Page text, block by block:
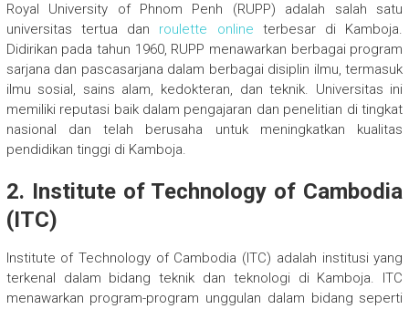
Royal University of Phnom Penh (RUPP) adalah salah satu
universitas tertua dan roulette online terbesar di Kamboja.
Didirikan pada tahun 1960, RUPP menawarkan berbagai program
sarjana dan pascasarjana dalam berbagai disiplin ilmu, termasuk
ilmu sosial, sains alam, kedokteran, dan teknik. Universitas ini
memiliki reputasi baik dalam pengajaran dan penelitian di tingkat
nasional dan telah berusaha untuk meningkatkan kualitas
pendidikan tinggi di Kamboja.
2. Institute of Technology of Cambodia
(ITC)
Institute of Technology of Cambodia (ITC) adalah institusi yang
terkenal dalam bidang teknik dan teknologi di Kamboja. ITC
menawarkan program-program unggulan dalam bidang seperti